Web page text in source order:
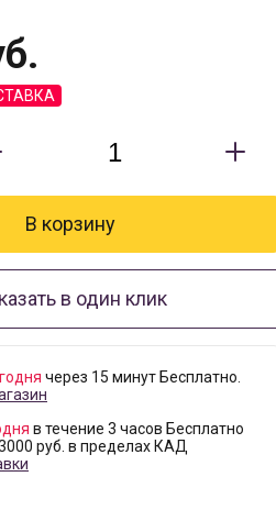
в один клик
через 15 минут Бесплатно.
в течение 3 часов Бесплатно
руб. в пределах КАД